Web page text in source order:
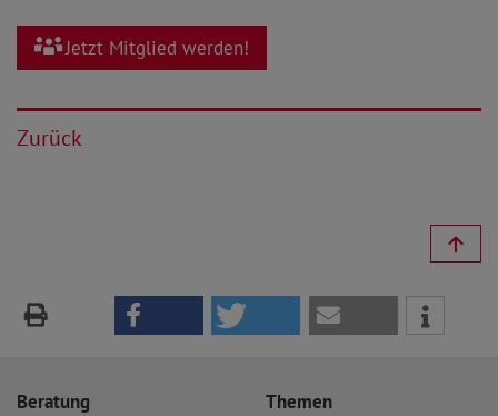
Jetzt Mitglied werden!
Zurück
Beratung
Themen